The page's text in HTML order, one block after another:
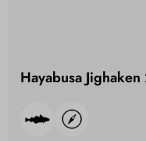
Hayabusa